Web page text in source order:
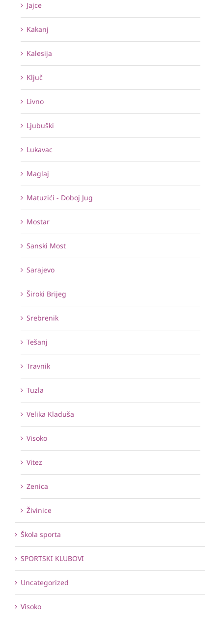
Jajce
Kakanj
Kalesija
Ključ
Livno
Ljubuški
Lukavac
Maglaj
Matuzići - Doboj Jug
Mostar
Sanski Most
Sarajevo
Široki Brijeg
Srebrenik
Tešanj
Travnik
Tuzla
Velika Kladuša
Visoko
Vitez
Zenica
Živinice
Škola sporta
SPORTSKI KLUBOVI
Uncategorized
Visoko